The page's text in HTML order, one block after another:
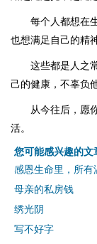
每个人都想在
也想满足自己的精
这些都是人之
己的健康，不辜负
从今往后，愿
活。
您可能感兴趣的文
感恩生命里，所有
母亲的私房钱
绣光阴
写不好字